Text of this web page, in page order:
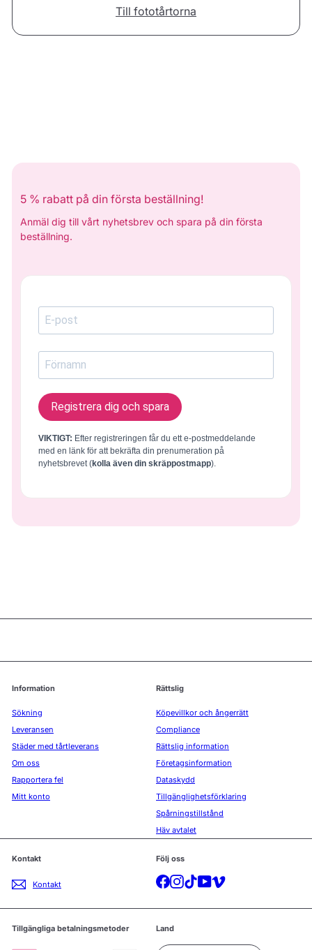
Till fototårtorna
5 % rabatt på din första beställning!
Anmäl dig till vårt nyhetsbrev och spara på din första
beställning.
Registrera dig och spara
VIKTIGT: Efter registreringen får du ett e-postmeddelande
med en länk för att bekräfta din prenumeration på
nyhetsbrevet (kolla även din skräppostmapp).
Information
Sökning
Leveransen
Städer med tårtleverans
Om oss
Rapportera fel
Mitt konto
Rättslig
Köpevillkor och ångerrätt
Compliance
Rättslig information
Företagsinformation
Dataskydd
Tillgänglighetsförklaring
Spårningstillstånd
Häv avtalet
Kontakt
Kontakt
Följ oss
Facebook
Instagram
TikTokYouTube
Vimeo
Tillgängliga betalningsmetoder Land